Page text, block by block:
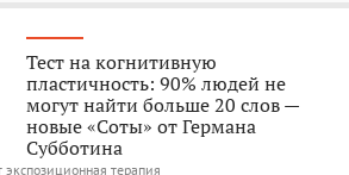
Тест на когнитивную
пластичность: 90% людей не
могут найти больше 20 слов —
новые «Соты» от Германа
Субботина
экспозиционная терапия